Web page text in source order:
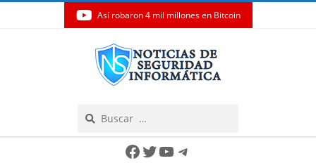
Así robaron 4 mil millones en Bitcoin
Facebook
Twitter
YouTube
Telegram